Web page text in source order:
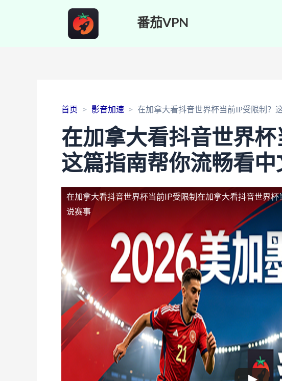
番茄VPN
首页 影音加速 在加拿大看抖音世界杯当前IP受限制？
在加拿大看抖音世界杯
这篇指南帮你流畅看
在加拿大看抖音世界杯当前IP受限制 在加拿大看抖音世界
说赛事